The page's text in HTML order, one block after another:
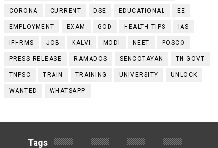
CORONA CURRENT DSE EDUCATIONAL EE
EMPLOYMENT EXAM GOD HEALTH TIPS IAS
IFHRMS JOB KALVI MODI NEET POSCO
PRESS RELEASE RAMADOS SENCOTAYAN TN GOVT
TNPSC TRAIN TRAINING UNIVERSITY UNLOCK
WANTED WHATSAPP
Tags